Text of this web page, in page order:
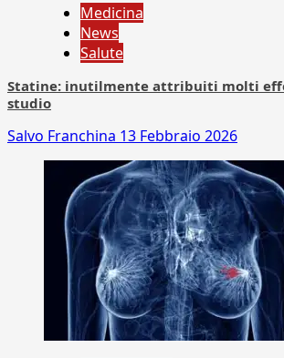
Medicina
News
Salute
Statine: inutilmente attribuiti molti
studio
Salvo Franchina 13 Febbraio 2026